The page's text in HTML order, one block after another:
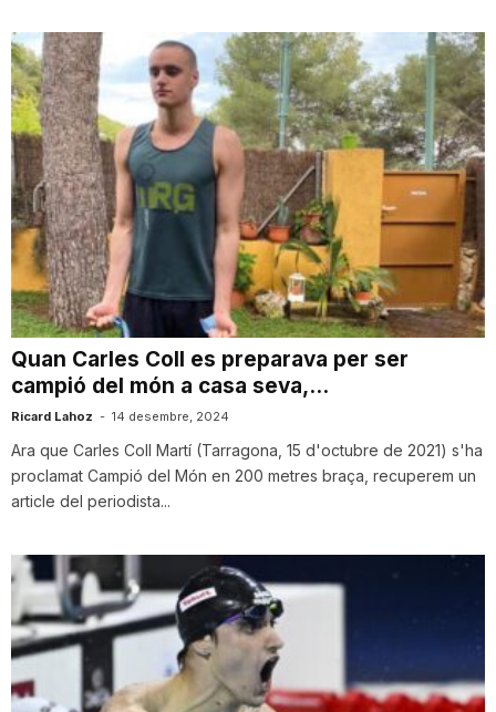
g
o
n
a
Quan Carles Coll es preparava per ser
campió del món a casa seva,...
Ricard Lahoz - 14 desembre, 2024
Ara que Carles Coll Martí (Tarragona, 15 d'octubre de 2021) s'ha
proclamat Campió del Món en 200 metres braça, recuperem un
article del periodista...